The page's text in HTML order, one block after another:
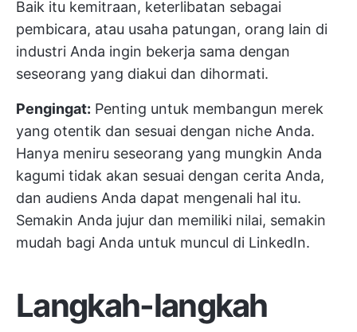
Baik itu kemitraan, keterlibatan sebagai
pembicara, atau usaha patungan, orang lain di
industri Anda ingin bekerja sama dengan
seseorang yang diakui dan dihormati.
Pengingat: Penting untuk membangun merek
yang otentik dan sesuai dengan niche Anda.
Hanya meniru seseorang yang mungkin Anda
kagumi tidak akan sesuai dengan cerita Anda,
dan audiens Anda dapat mengenali hal itu.
Semakin Anda jujur dan memiliki nilai, semakin
mudah bagi Anda untuk muncul di LinkedIn.
Langkah-langkah